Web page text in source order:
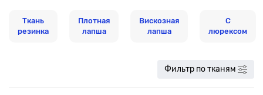
Ткань
резинка
Плотная
лапша
Вискозная
лапша
С
люрексом
Фильтр по тканям